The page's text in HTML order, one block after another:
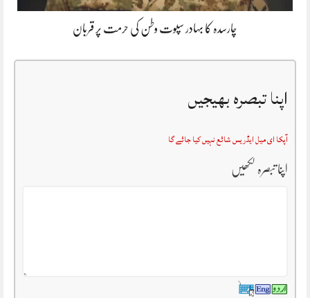
چارسدہ کا بہادر سپوت وطن کی حرمت پر قربان
اپنا تبصرہ بھیجیں
آپکا ای میل ایڈریس شائع نہیں کیا جائے گا
اپنا تبصرہ لکھیں